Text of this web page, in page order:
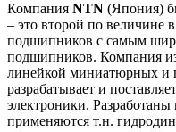
Компания NTN (Япония)
– это второй по величине
подшипников с самым
подшипников. Компания
линейкой миниатюрных и
разрабатывает и
электроники.
применяются т.н.